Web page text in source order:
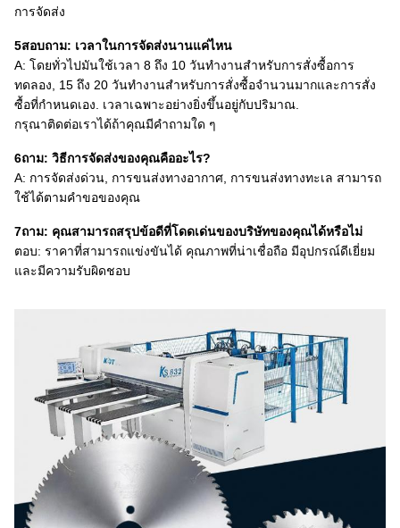
การจัดส่ง
5สอบถาม: เวลาในการจัดส่งนานแค่ไหน
A: โดยทั่วไปมันใช้เวลา 8 ถึง 10 วันทํางานสําหรับการสั่งซื้อการ
ทดลอง, 15 ถึง 20 วันทํางานสําหรับการสั่งซื้อจํานวนมากและการสั่ง
ซื้อที่กําหนดเอง. เวลาเฉพาะอย่างยิ่งขึ้นอยู่กับปริมาณ.
กรุณาติดต่อเราได้ถ้าคุณมีคําถามใด ๆ
6ถาม: วิธีการจัดส่งของคุณคืออะไร?
A: การจัดส่งด่วน, การขนส่งทางอากาศ, การขนส่งทางทะเล สามารถ
ใช้ได้ตามคําขอของคุณ
7ถาม: คุณสามารถสรุปข้อดีที่โดดเด่นของบริษัทของคุณได้หรือไม่
ตอบ: ราคาที่สามารถแข่งขันได้ คุณภาพที่น่าเชื่อถือ มีอุปกรณ์ดีเยี่ยม
และมีความรับผิดชอบ